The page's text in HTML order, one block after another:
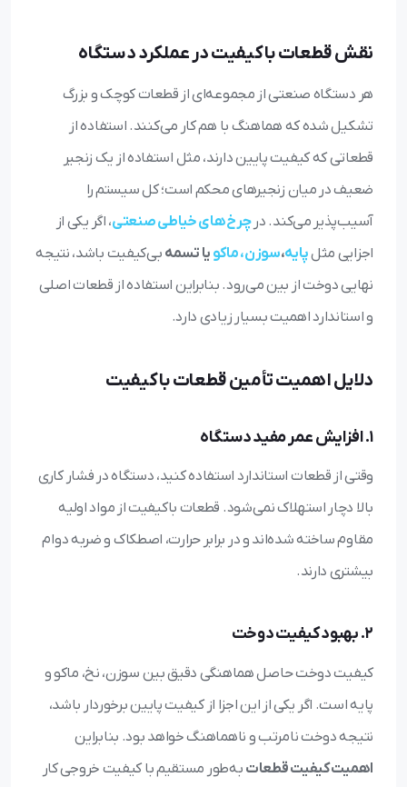
نقش قطعات باکیفیت در عملکرد دستگاه
هر دستگاه صنعتی از مجموعه‌ای از قطعات کوچک و بزرگ
تشکیل شده که هماهنگ با هم کار می‌کنند. استفاده از
قطعاتی که کیفیت پایین دارند، مثل استفاده از یک زنجیر
ضعیف در میان زنجیرهای محکم است؛ کل سیستم را
آسیب‌پذیر می‌کند. درچرخ‌های خیاطی صنعتی، اگر یکی از
اجزایی مثلپایه،سوزن،ماکو یا تسمه بی‌کیفیت باشد، نتیجه
نهایی دوخت از بین می‌رود. بنابراین استفاده از قطعات اصلی
و استاندارد اهمیت بسیار زیادی دارد.
دلایل اهمیت تأمین قطعات باکیفیت
۱. افزایش عمر مفید دستگاه
وقتی از قطعات استاندارد استفاده کنید، دستگاه در فشار کاری
بالا دچار استهلاک نمی‌شود. قطعات باکیفیت از مواد اولیه
مقاوم ساخته شده‌اند و در برابر حرارت، اصطکاک و ضربه دوام
بیشتری دارند.
۲. بهبود کیفیت دوخت
کیفیت دوخت حاصل هماهنگی دقیق بین سوزن، نخ، ماکو و
پایه است. اگر یکی از این اجزا از کیفیت پایین برخوردار باشد،
نتیجه دوخت نامرتب و ناهماهنگ خواهد بود. بنابراین
اهمیت کیفیت قطعات به‌طور مستقیم با کیفیت خروجی کار